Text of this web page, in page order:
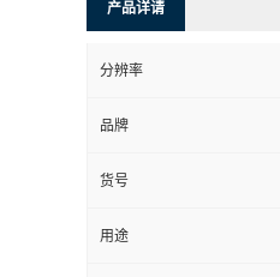
产品详请
分辨率
品牌
货号
用途